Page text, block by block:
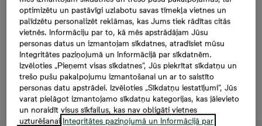
Mazā Stacijas 5-50, 50,
189 000 €, 3 -istabu
dzīvoklis, Platība 69 m²
Atstāt kontaktinformāciju
optimizētu un pastāvīgi uzlabotu savas tīmekļa vietnes un
palīdzētu personalizēt reklāmas, kas Jums tiek rādītas citās
vietnēs. Informāciju par to, kā mēs apstrādājam Jūsu
personas datus un izmantojam sīkdatnes, atradīsiet mūsu
Integritātes paziņojumā un Informācijā par sīkdatnēm.
Izvēloties „Pieņemt visas sīkdatnes”, Jūs piekrītat sīkdatņu un
trešo pušu pakalpojumu izmantošanai un ar to saistīto
personas datu apstrādei. Izvēloties „Sīkdatņu iestatījumi”, Jūs
varat pielāgot izmantojamo sīkdatņu kategorijas, kas jāievieto
un noraidīt visus sīkfailus, kas nav obligāti vietnes
uzturēšanai.Integritātes paziņojumā un Informācijā par